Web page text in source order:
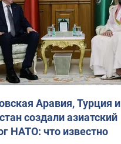
Аравия, Турция и
создали азиатский
НАТО: что известно